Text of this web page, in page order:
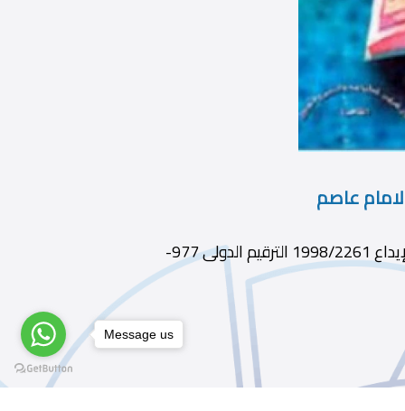
عاصم
ديوى 414.2 الطبعة ط1 الناشر دار غريب سنة النشر 1998 رقم الإيداع 1998/2261 الترقيم الدولى 977-
Message us